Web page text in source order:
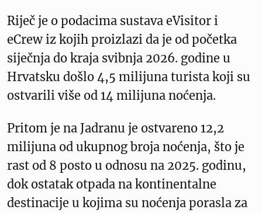
Riječ je o podacima sustava eVisitor i
eCrew iz kojih proizlazi da je od početka
siječnja do kraja svibnja 2026. godine u
Hrvatsku došlo 4,5 milijuna turista koji su
ostvarili više od 14 milijuna noćenja.
Pritom je na Jadranu je ostvareno 12,2
milijuna od ukupnog broja noćenja, što je
rast od 8 posto u odnosu na 2025. godinu,
dok ostatak otpada na kontinentalne
destinacije u kojima su noćenja porasla za